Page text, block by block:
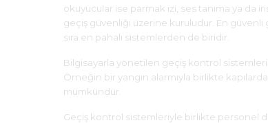
okuyucular ise parmak izi, ses tanıma ya da
geçiş güvenliği üzerine kuruludur. En güvenli
sıra en pahalı sistemlerden de biridir.
Bilgisayarla yönetilen geçiş kontrol
Örneğin bir yangın alarmıyla birlikte
mümkündür.
Geçiş kontrol sistemleriyle birlikte personel